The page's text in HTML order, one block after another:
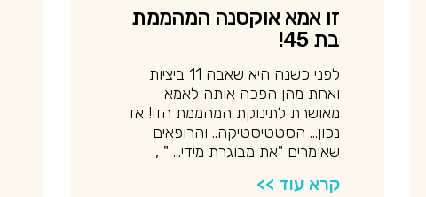
זו אמא אוקסנה המהממת
בת 45!
לפני כשנה היא שאבה 11 ביציות
ואחת מהן הפכה אותה לאמא
מאושרת לתינוקת המהממת הזו! אז
נכון… הסטטיסטיקה.. והרופאים
שאומרים "את מבוגרת מידי… " ,
קרא עוד >>